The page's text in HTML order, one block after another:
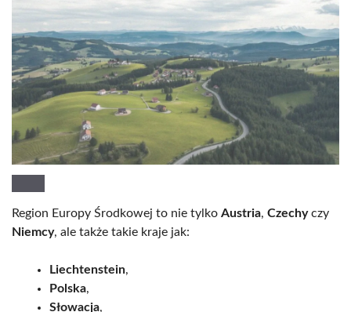
Region Europy Środkowej to nie tylko Austria, Czechyczy
Niemcy, ale także takie kraje jak:
Liechtenstein,
Polska,
Słowacja,